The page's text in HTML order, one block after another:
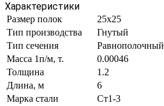
Характеристики
Размер полок
25х25
Тип производства
Гнутый
Тип сечения
Равнополочный
Масса 1п/м, т.
0.00046
Толщина
1.2
Длина, м
6
Марка стали
Ст1-3